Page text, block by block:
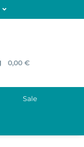
0,00 €
Sale